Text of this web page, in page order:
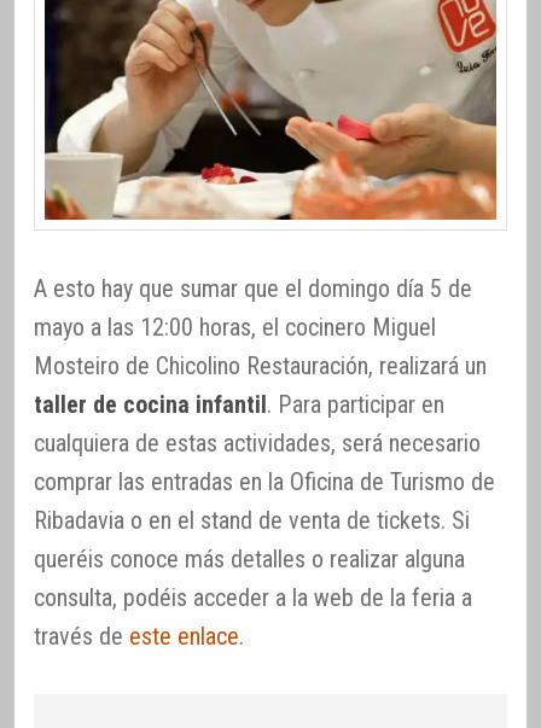
A esto hay que sumar que el domingo día 5 de
mayo a las 12:00 horas, el cocinero Miguel
Mosteiro de Chicolino Restauración, realizará un
taller de cocina infantil. Para participar en
cualquiera de estas actividades, será necesario
comprar las entradas en la Oficina de Turismo de
Ribadavia o en el stand de venta de tickets. Si
queréis conoce más detalles o realizar alguna
consulta, podéis acceder a la web de la feria a
través de este enlace.